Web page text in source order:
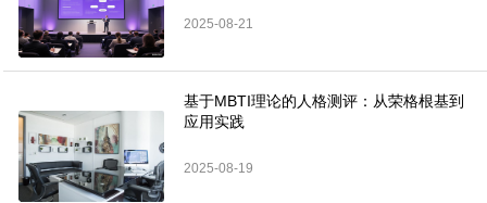
2025-08-21
基于MBTI理论的人格测评：从荣格根基到
应用实践
2025-08-19